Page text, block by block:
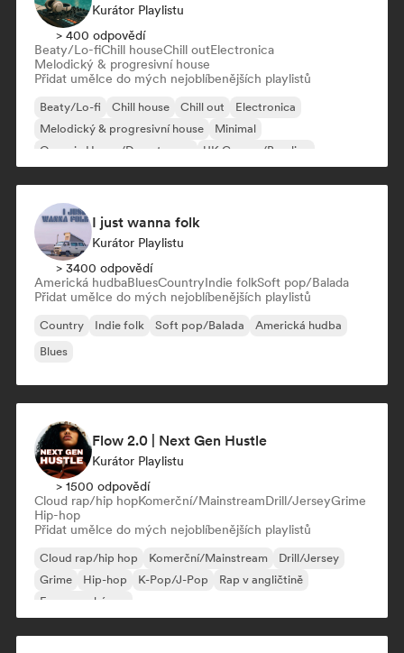
Kurátor Playlistu
> 400 odpovědí
Beaty/Lo-fiChill houseChill outElectronica
Melodický & progresivní house
Přidat umělce do mých nejoblíbenějších playlistů
Beaty/Lo-fi Chill house Chill out
Electronica
Melodický & progresivní house
Minimal
Organic House/Downtempo
UK Garage/Bassline
I just wanna folk
Kurátor Playlistu
> 3400 odpovědí
Americká hudbaBluesCountryIndie folkSoft pop/Balada
Přidat umělce do mých nejoblíbenějších playlistů
Country Indie folk Soft pop/Balada
Americká hudba
Blues
Flow 2.0 | Next Gen Hustle
Kurátor Playlistu
> 1500 odpovědí
Cloud rap/hip hopKomerční/MainstreamDrill/JerseyGrime
Hip-hop
Přidat umělce do mých nejoblíbenějších playlistů
Cloud rap/hip hop Komerční/Mainstream
Drill/Jersey
Grime
Hip-hop K-Pop/J-Pop
Rap v angličtině
Francouzský rap